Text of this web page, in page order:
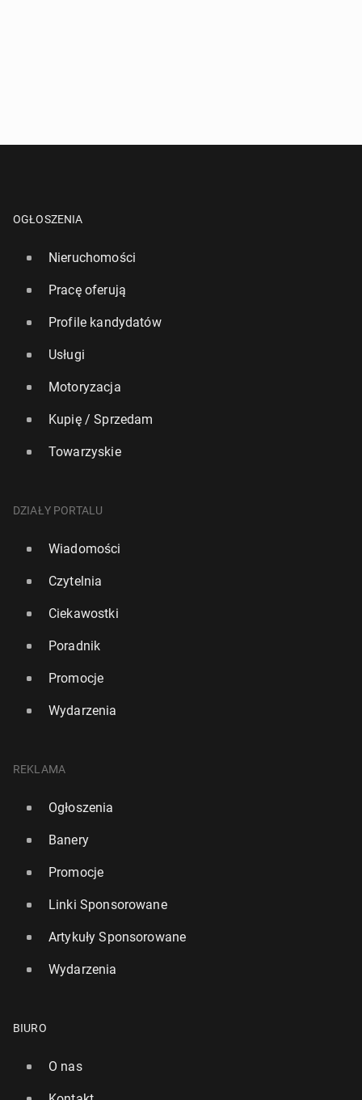
OGŁOSZENIA
Nieruchomości
Pracę oferują
Profile kandydatów
Usługi
Motoryzacja
Kupię / Sprzedam
Towarzyskie
DZIAŁY PORTALU
Wiadomości
Czytelnia
Ciekawostki
Poradnik
Promocje
Wydarzenia
REKLAMA
Ogłoszenia
Banery
Promocje
Linki Sponsorowane
Artykuły Sponsorowane
Wydarzenia
BIURO
O nas